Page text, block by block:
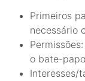
Primeiros
necessário
o bate-
Interesses/